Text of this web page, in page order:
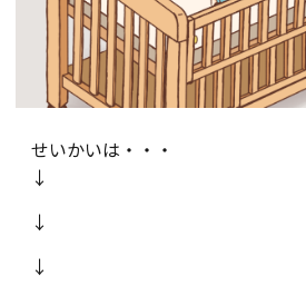
せいかいは・・・
↓
↓
↓